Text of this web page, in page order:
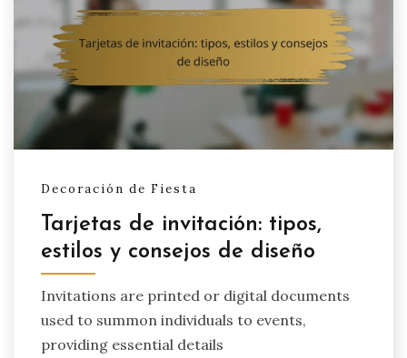
Decoración de Fiesta
Tarjetas de invitación: tipos,
estilos y consejos de diseño
Invitations are printed or digital documents
used to summon individuals to events,
providing essential details